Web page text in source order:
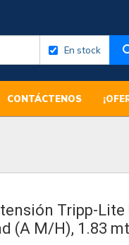
En stock
CONTÁCTENOS
Tripp-Lite
(A M/H), 1.83